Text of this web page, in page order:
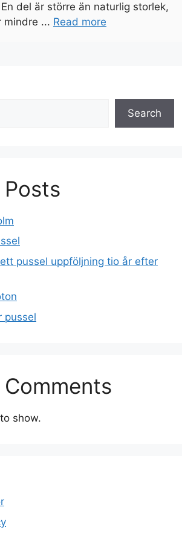
del är större än naturlig storlek,
mindre ... Read more
Search
pussel uppföljning tio år efter
pussel
show.